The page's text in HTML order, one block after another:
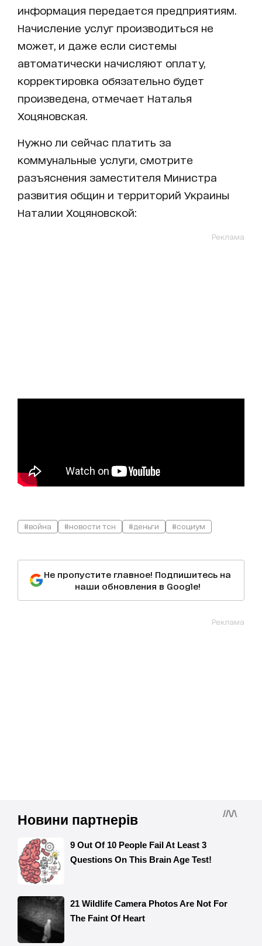
информация передается предприятиям.
Начисление услуг производиться не
может, и даже если системы
автоматически начисляют оплату,
корректировка обязательно будет
произведена, отмечает Наталья
Хоцяновская.
Нужно ли сейчас платить за
коммунальные услуги, смотрите
разъяснения заместителя Министра
развития общин и территорий Украины
Наталии Хоцяновской:
Реклама
#война #новости тсн #деньги #социум
Не пропустите главное! Подпишитесь на
наши обновления в Google!
Реклама